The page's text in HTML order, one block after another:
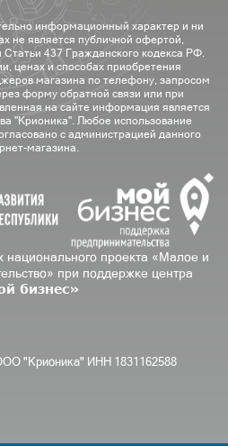
информационный характер и ни
не является публичной офертой,
437 Гражданского кодекса РФ.
ценах и способах приобретения
магазина по телефону, запросом
форму обратной связи или при
на сайте информация является
"Крионика". Любое использование
с администрацией данного
магазина.
национального проекта «Малое и
при поддержке центра
бизнес»
"Крионика" ИНН 1831162588